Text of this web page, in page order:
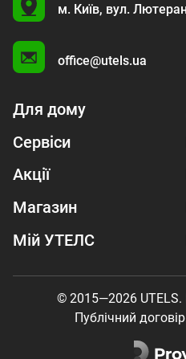
U
м. Київ, вул.
office@utels.ua
Для дому
Сервіси
Акції
Магазин
Мій УТЕЛС
© 2015—2026 UTELS.
Публічний